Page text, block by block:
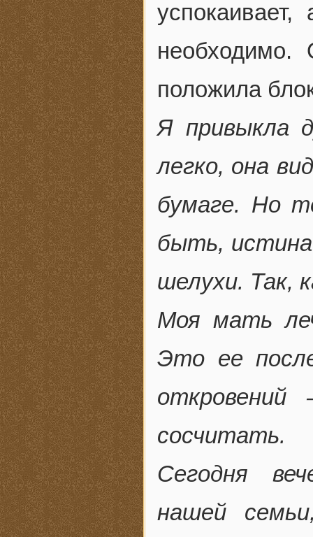
необходимо.
положила
Я привыкла
легко, она
бумаге. Но
быть,
шелухи. Так,
Моя мать
Это ее
сосчитать.
Сегодня
нашей